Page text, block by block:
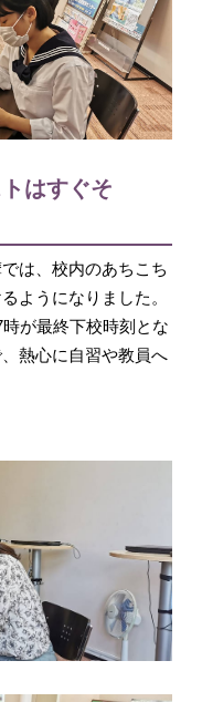
はすぐそ
は、校内のあちこち
ようになりました。
が最終下校時刻とな
熱心に自習や教員へ